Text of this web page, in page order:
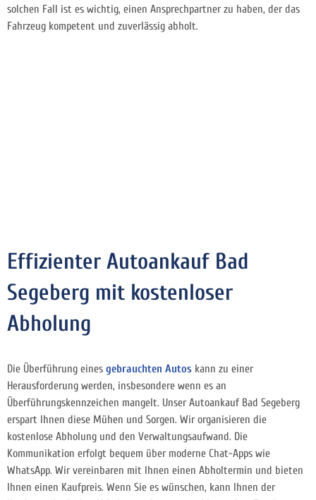
solchen Fall ist es wichtig, einen Ansprechpartner zu haben, der das
Fahrzeug kompetent und zuverlässig abholt.
Effizienter Autoankauf Bad
Segeberg mit kostenloser
Abholung
Die Überführung eines gebrauchten Autos kann zu einer
Herausforderung werden, insbesondere wenn es an
Überführungskennzeichen mangelt. Unser Autoankauf Bad Segeberg
erspart Ihnen diese Mühen und Sorgen. Wir organisieren die
kostenlose Abholung und den Verwaltungsaufwand. Die
Kommunikation erfolgt bequem über moderne Chat-Apps wie
WhatsApp. Wir vereinbaren mit Ihnen einen Abholtermin und bieten
Ihnen einen Kaufpreis. Wenn Sie es wünschen, kann Ihnen der